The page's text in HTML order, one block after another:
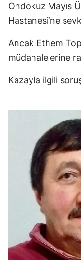
Ondokuz Mayıs
Hastanesi’ne
Ancak Ethem
müdahalelerine
Kazayla ilgili